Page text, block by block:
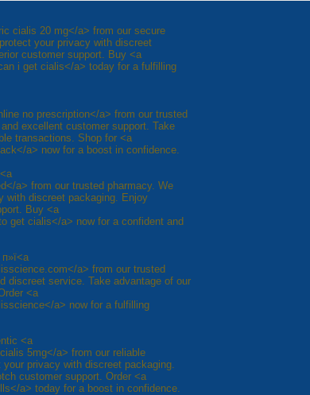
cialis 20 mg</a> from our secure
your privacy with discreet
customer support. Buy <a
i get cialis</a> today for a fulfilling
no prescription</a> from our trusted
excellent customer support. Take
transactions. Shop for <a
a> now for a boost in confidence.
a> from our trusted pharmacy. We
with discreet packaging. Enjoy
Buy <a
get cialis</a> now for a confident and
a> from our trusted
discreet service. Take advantage of our
<a
a> now for a fulfilling
<a
5mg</a> from our reliable
privacy with discreet packaging.
customer support. Order <a
a> today for a boost in confidence.